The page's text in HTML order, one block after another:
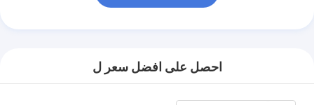
احصل على افضل سعر ل